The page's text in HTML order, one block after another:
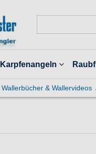
Karpfenangeln
Wallerbücher & Wallervideos